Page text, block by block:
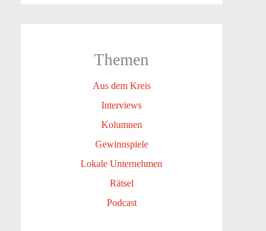
Themen
Aus dem Kreis
Interviews
Kolumnen
Gewinnspiele
Lokale Unternehmen
Rätsel
Podcast